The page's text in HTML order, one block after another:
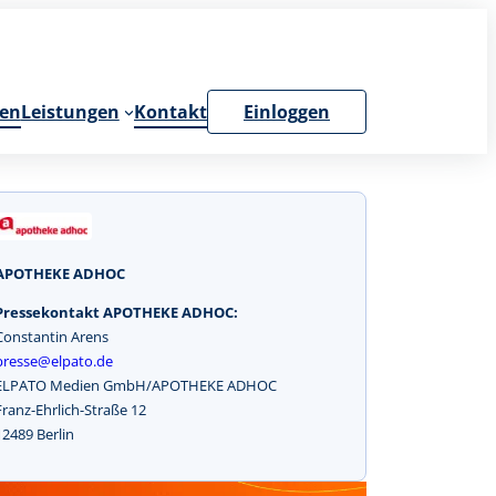
Leistungen Kontakt Einloggen
ADHOC
APOTHEKE ADHOC:
Arens
Medien GmbH/APOTHEKE ADHOC
Ehrlich-Straße 12
Berlin